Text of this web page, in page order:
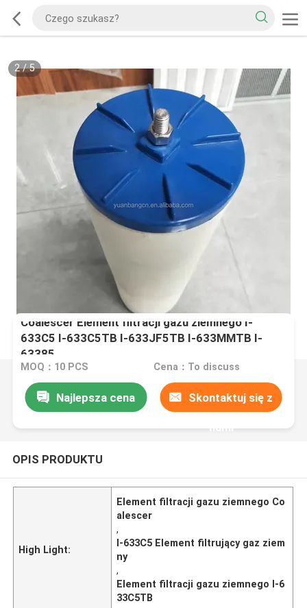
2/5
Coalescer Element filtracji gazu ziemnego I-
633C5 I-633C5TB I-633JF5TB I-633MMTB I-
63385
MOQ：10 PCS Cena：To discuss
Najlepsza cena Skontaktuj się z
nami
OPIS PRODUKTU
High Light:
Element filtracji gazu ziemnego Co
alescer
,
I-633C5 Element filtrujący gaz ziem
ny
,
Element filtracji gazu ziemnego I-6
33C5TB